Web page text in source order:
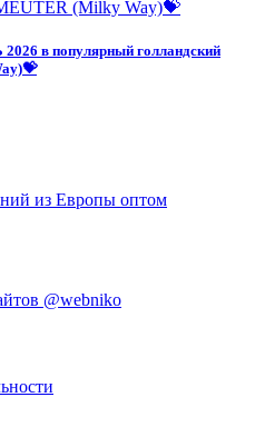
в популярный голландский
из Европы оптом
@webniko